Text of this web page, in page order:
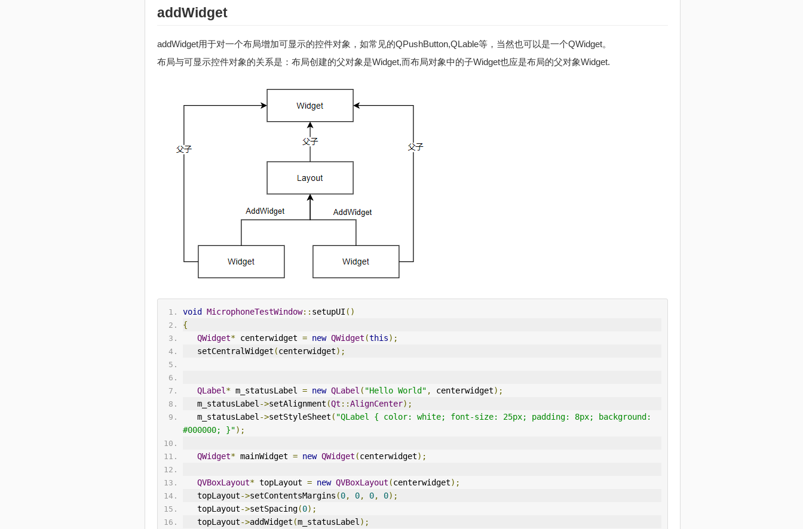
addWidget
addWidget用于对一个布局增加可显示的控件对象，如常见的QPushButton,QLable等，当然也可以是一个QWidget。
布局与可显示控件对象的关系是：布局创建的父对象是Widget,而布局对象中的子Widget也应是布局的父对象Widget.
void MicrophoneTestWindow:: setupUI ()
{
QWidget* centerwidget = new QWidget (this);
   setCentralWidget
(centerwidget);
QLabel * m_statusLabel = new QLabel ( "Hello World" , centerwidget);
   m_statusLabel
->setAlignment (Qt ::AlignCenter);
   m_statusLabel
->setStyleSheet ( "QLabel { color: white; font-size: 25px; padding: 8px; background:
#000000; }");
QWidget* mainWidget = new QWidget (centerwidget);
QVBoxLayout* topLayout = new QVBoxLayout (centerwidget);
   topLayout
->setContentsMargins (0, 0, 0, 0);
   topLayout
->setSpacing(0);
   topLayout
->addWidget (m_statusLabel );